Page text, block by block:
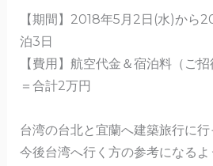
【期間】2018年5月2日(水)から
泊3日
【費用】航空代金＆宿泊料（ご
＝合計2万円
台湾の台北と宜蘭へ建築旅行に行
今後台湾へ行く方の参考になる